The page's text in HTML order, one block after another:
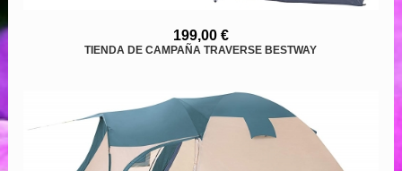
199,00 €
TIENDA DE CAMPAÑA TRAVERSE BESTWAY